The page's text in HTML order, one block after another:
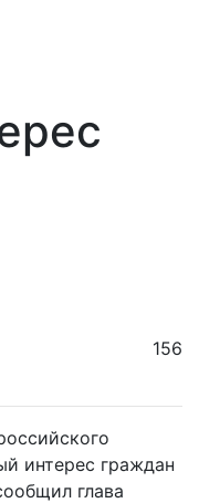
156
интерес граждан
глава